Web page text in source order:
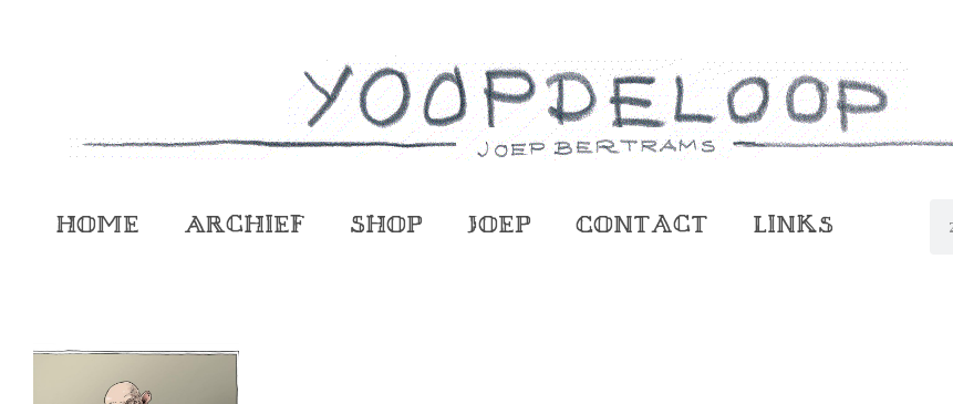
Home Archief Shop Joep Contact Links